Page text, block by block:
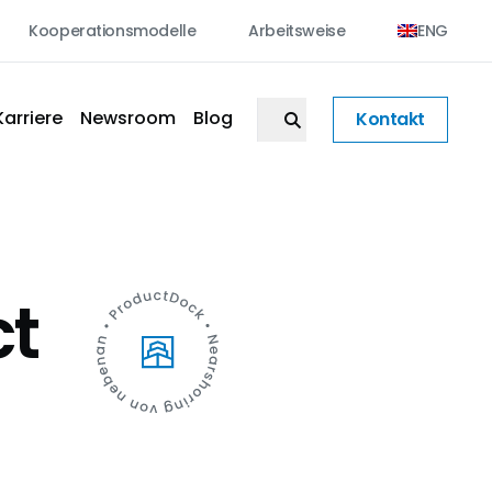
Kooperationsmodelle Arbeitsweise ENG
Newsroom Blog Kontakt